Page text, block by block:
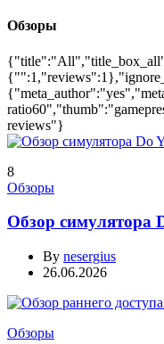
Обзоры
reviews"}
8
Обзоры
Обзор симулятора
By nesergius
26.06.2026
Обзоры